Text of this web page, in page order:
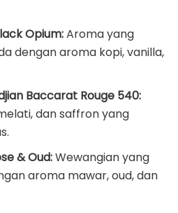
Opium:Aroma yang
dengan aroma kopi, vanilla,
Baccarat Rouge 540:
dan saffron yang
& Oud:Wewangian yang
aroma mawar, oud, dan